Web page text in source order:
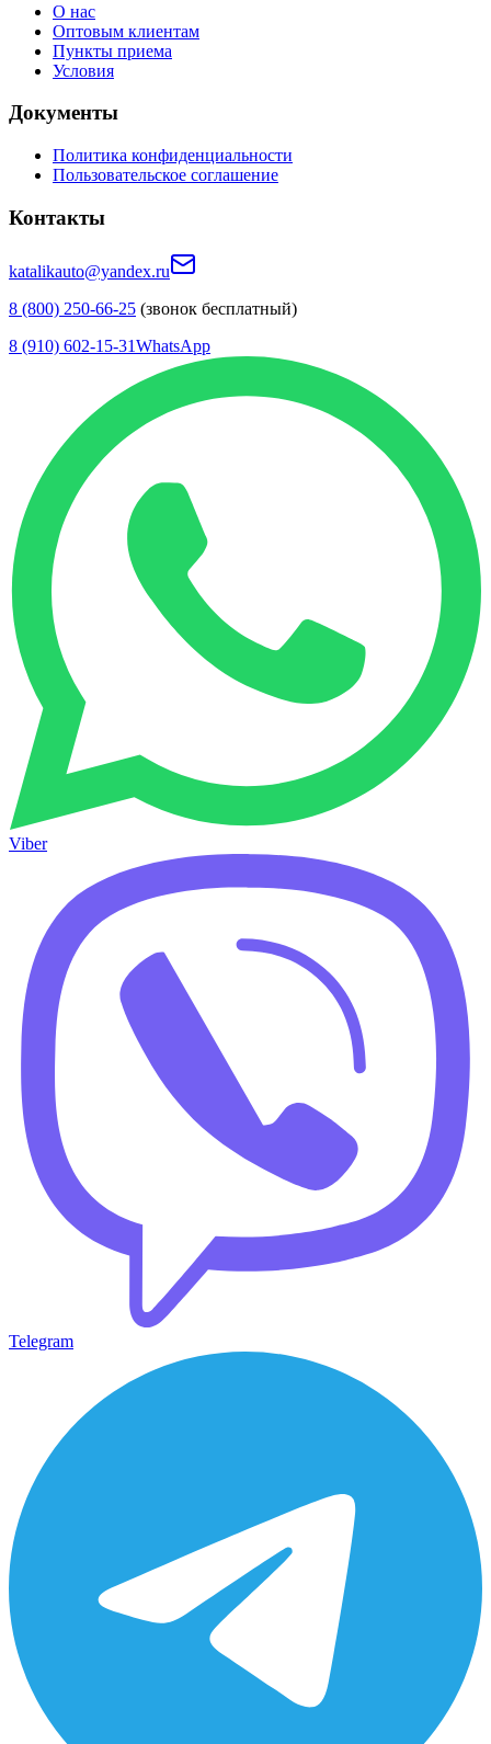
О нас
Оптовым клиентам
Пункты приема
Условия
Документы
Политика конфиденциальности
Пользовательское соглашение
Контакты
katalikauto@yandex.ru
8 (800) 250-66-25 (звонок бесплатный)
8 (910) 602-15-31WhatsApp
Viber
Telegram